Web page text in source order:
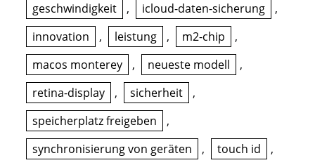
geschwindigkeit
, icloud-daten-sicherung
,
innovation
, leistung , m2-chip
,
macos monterey
, neueste modell
,
retina-display
, sicherheit
,
speicherplatz freigeben
,
synchronisierung von geräten
, touch id
,